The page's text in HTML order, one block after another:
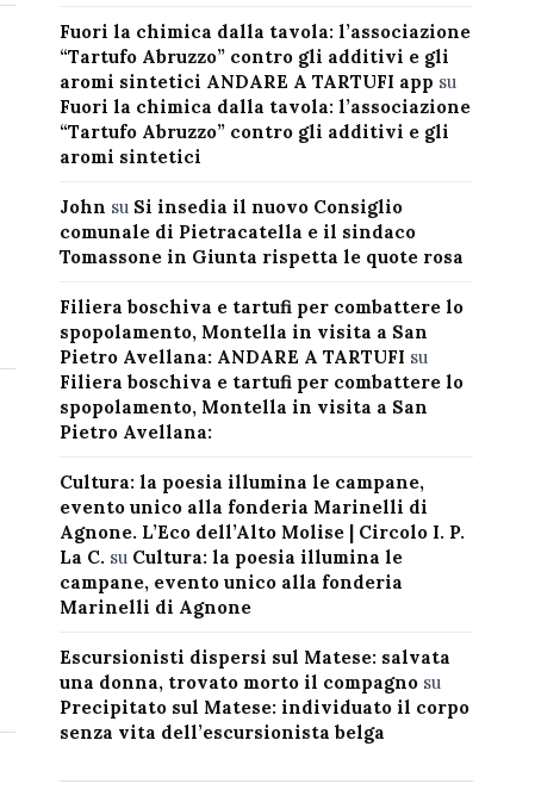
Fuori la chimica dalla tavola: l’associazione
“Tartufo Abruzzo” contro gli additivi e gli
aromi sintetici ANDARE A TARTUFI app su
Fuori la chimica dalla tavola: l’associazione
“Tartufo Abruzzo” contro gli additivi e gli
aromi sintetici
John su Si insedia il nuovo Consiglio
comunale di Pietracatella e il sindaco
Tomassone in Giunta rispetta le quote rosa
Filiera boschiva e tartufi per combattere lo
spopolamento, Montella in visita a San
Pietro Avellana: ANDARE A TARTUFI su
Filiera boschiva e tartufi per combattere lo
spopolamento, Montella in visita a San
Pietro Avellana:
Cultura: la poesia illumina le campane,
evento unico alla fonderia Marinelli di
Agnone. L’Eco dell’Alto Molise | Circolo I. P.
La C. su Cultura: la poesia illumina le
campane, evento unico alla fonderia
Marinelli di Agnone
Escursionisti dispersi sul Matese: salvata
una donna, trovato morto il compagnosu
Precipitato sul Matese: individuato il corpo
senza vita dell’escursionista belga